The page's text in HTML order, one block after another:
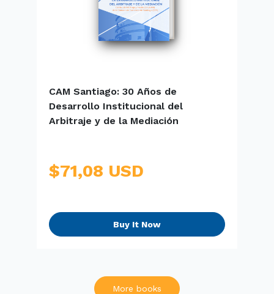
CAM Santiago: 30 Años de
Desarrollo Institucional del
Arbitraje y de la Mediación
$71,08 USD
Buy It Now
More books